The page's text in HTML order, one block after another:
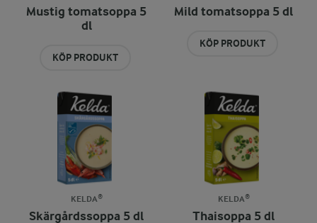
Mustig tomatsoppa 5
dl
KÖP PRODUKT
Mild tomatsoppa 5 dl
KÖP PRODUKT
KELDA®
Skärgårdssoppa 5 dl
KELDA®
Thaisoppa 5 dl